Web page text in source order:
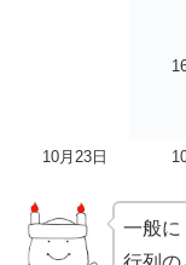
10月23日
一般に